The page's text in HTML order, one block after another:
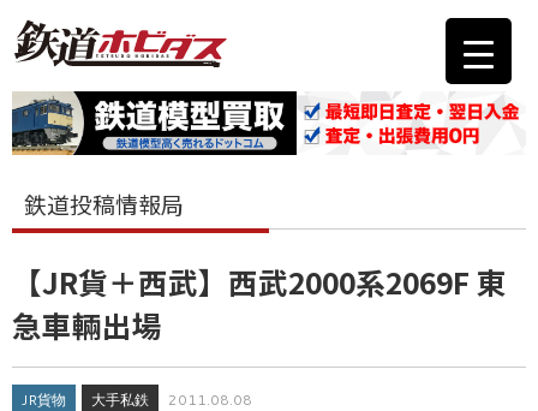
鉄道投稿情報局
【JR貨＋西武】西武2000系2069F 東
急車輛出場
JR貨物 大手私鉄 2011.08.08